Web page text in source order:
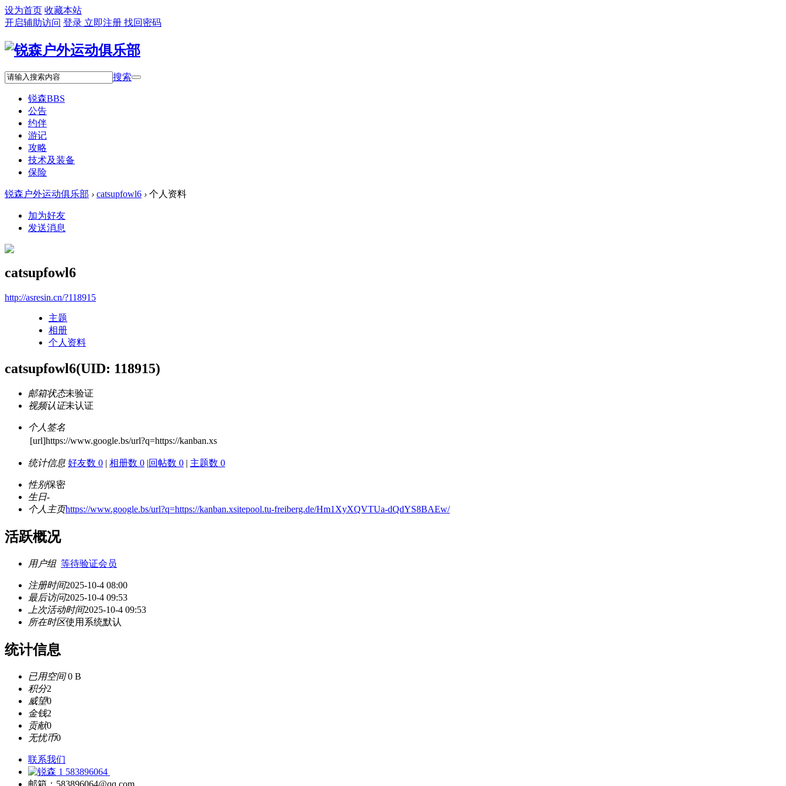
设为首页 收藏本站
开启辅助访问 登录 立即注册 找回密码
搜索
锐森BBS
公告
约伴
游记
攻略
技术及装备
保险
锐森户外运动俱乐部 › catsupfowl6 › 个人资料
加为好友
发送消息
catsupfowl6
http://asresin.cn/?118915
主题
相册
个人资料
catsupfowl6(UID: 118915)
邮箱状态未验证
视频认证未认证
个人签名
[url]https://www.google.bs/url?q=https://kanban.xs
统计信息 好友数 0 | 相册数 0 |回帖数 0 | 主题数 0
性别保密
生日-
个人主页https://www.google.bs/url?q=https://kanban.xsitepool.tu-freiberg.de/Hm1XyXQVTUa-dQdYS8BAEw/
活跃概况
用户组 等待验证会员
注册时间2025-10-4 08:00
最后访问2025-10-4 09:53
上次活动时间2025-10-4 09:53
所在时区使用系统默认
统计信息
已用空间0 B
积分2
威望0
金钱2
贡献0
无忧币0
联系我们
583896064
邮箱：583896064@qq.com